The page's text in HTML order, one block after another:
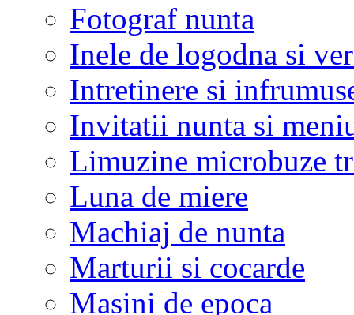
Fotograf nunta
Inele de logodna si
Intretinere si
Invitatii nunta si
Limuzine microbuze
Luna de miere
Machiaj de nunta
Marturii si cocarde
Masini de epoca